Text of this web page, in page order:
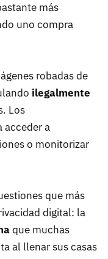
más
uno compra
robadas de
ilegalmente
Los
acceder a
o monitorizar
que más
digital: la
que muchas
al llenar sus casas